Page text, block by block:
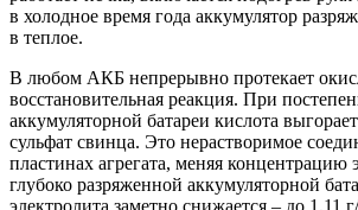
в холодное время года аккумулятор
в теплое.
В любом АКБ непрерывно протекает
восстановительная реакция. При
аккумуляторной батареи кислота
сульфат свинца. Это нерастворимое
пластинах агрегата, меняя концентрацию
глубоко разряженной аккумуляторной
электролита заметно снижается – до 1,11